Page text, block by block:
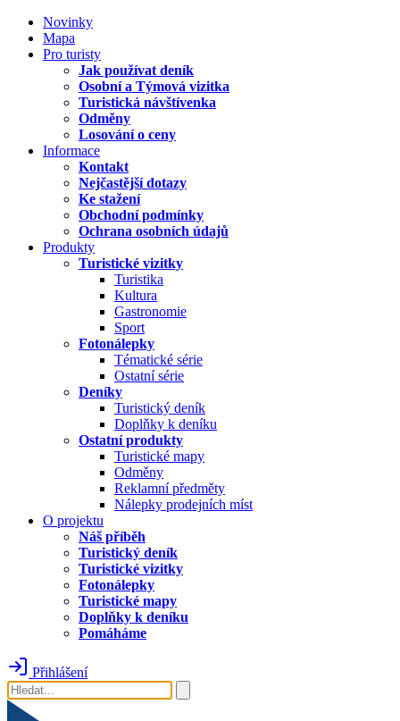
Novinky
Mapa
Pro turisty
Jak používat deník
Osobní a Týmová vizitka
Turistická návštívenka
Odměny
Losování o ceny
Informace
Kontakt
Nejčastější dotazy
Ke stažení
Obchodní podmínky
Ochrana osobních údajů
Produkty
Turistické vizitky
Turistika
Kultura
Gastronomie
Sport
Fotonálepky
Tématické série
Ostatní série
Deníky
Turistický deník
Doplňky k deníku
Ostatní produkty
Turistické mapy
Odměny
Reklamní předměty
Nálepky prodejních míst
O projektu
Náš příběh
Turistický deník
Turistické vizitky
Fotonálepky
Turistické mapy
Doplňky k deníku
Pomáháme
Přihlášení